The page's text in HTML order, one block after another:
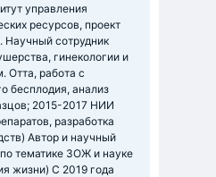
управления
ресурсов, проект
Научный сотрудник
гинекологии и
Отта, работа с
бесплодия, анализ
2015-2017 НИИ
разработка
Автор и научный
по тематике ЗОЖ и науке
жизни) C 2019 года